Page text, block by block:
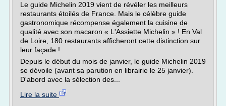
Le guide Michelin 2019 vient de révéler les meilleurs
restaurants étoilés de France. Mais le célèbre guide
gastronomique récompense également la cuisine de
qualité avec son macaron « L'Assiette Michelin » ! En Val
de Loire, 180 restaurants afficheront cette distinction sur
leur façade !
Depuis le début du mois de janvier, le guide Michelin 2019
se dévoile (avant sa parution en librairie le 25 janvier).
D'abord avec la sélection des...
Lire la suite